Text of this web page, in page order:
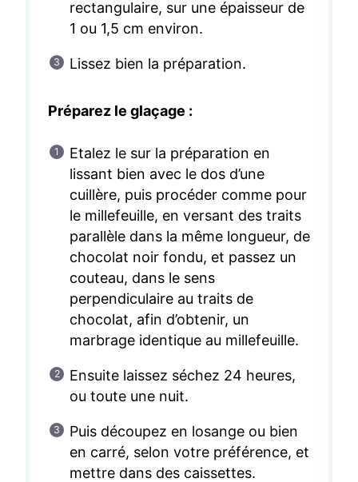
rectangulaire, sur une épaisseur de
1 ou 1,5 cm environ.
Lissez bien la préparation.
Préparez le glaçage :
Etalez le sur la préparation en
lissant bien avec le dos d’une
cuillère, puis procéder comme pour
le millefeuille, en versant des traits
parallèle dans la même longueur, de
chocolat noir fondu, et passez un
couteau, dans le sens
perpendiculaire au traits de
chocolat, afin d’obtenir, un
marbrage identique au millefeuille.
Ensuite laissez séchez 24 heures,
ou toute une nuit.
Puis découpez en losange ou bien
en carré, selon votre préférence, et
mettre dans des caissettes.